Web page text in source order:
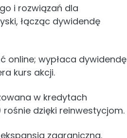
i rozwiązań dla
łącząc dywidendę
online; wypłaca dywidendę
kurs akcji.
w kredytach
dzięki reinwestycjom.
zagraniczną.